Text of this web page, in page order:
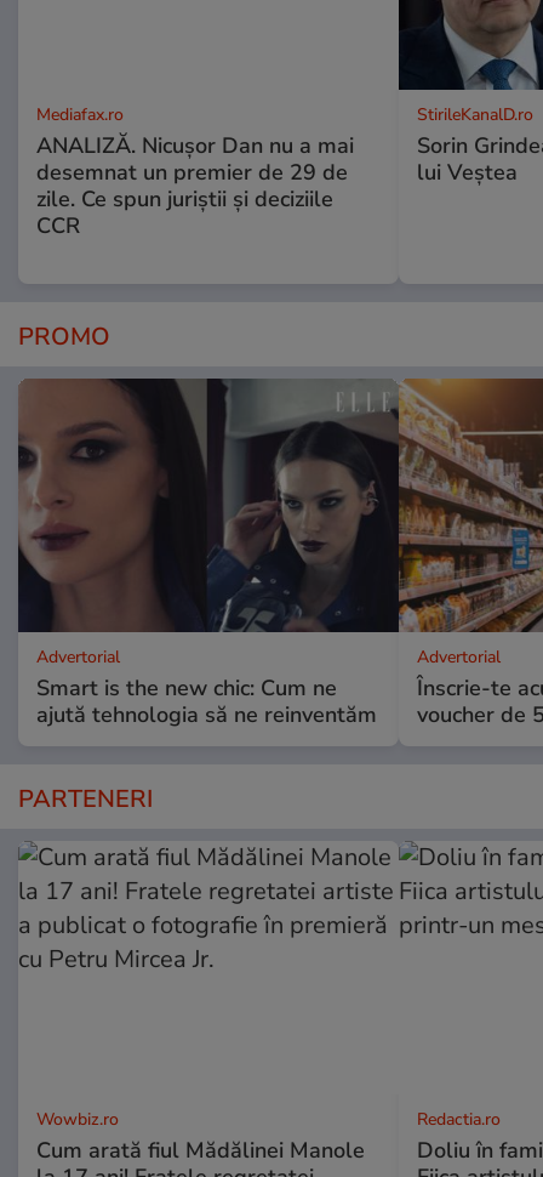
Mediafax.ro
ANALIZĂ. Nicușor Dan nu a mai
desemnat un premier de 29 de
zile. Ce spun juriștii și deciziile
CCR
StirileKanalD.ro
Sorin
lui Veștea
PROMO
Advertorial
Smart is the new chic: Cum ne
ajută tehnologia să ne reinventăm
Advertorial
Înscrie-te
voucher de
PARTENERI
Wowbiz.ro
Cum arată fiul Mădălinei Manole
Redactia.ro
Doliu în